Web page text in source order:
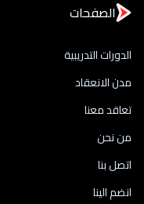
الصفحات
الدورات التدريبية
مدن الانعقاد
تعاقد معنا
من نحن
اتصل بنا
انضم الينا